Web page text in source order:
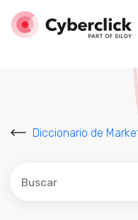
Diccionario de
Este es un campo de
No hay